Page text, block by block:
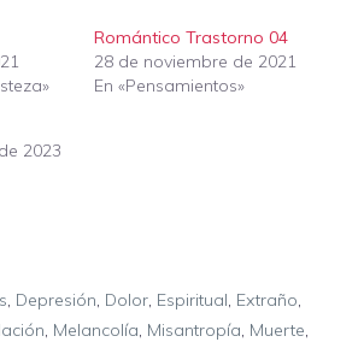
Romántico Trastorno 04
28 de noviembre de 2021
En «Pensamientos»
2023
, Depresión, Dolor, Espiritual, Extraño,
, Melancolía, Misantropía, Muerte,